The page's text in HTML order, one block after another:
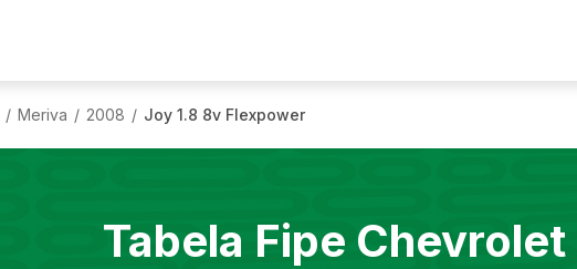
/ Meriva / 2008 / Joy 1.8 8v Flexpower
Tabela Fipe Chevrolet